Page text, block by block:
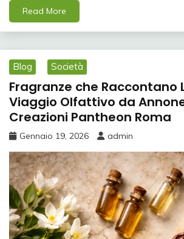
Read More
Blog Società
Fragranze che Raccontano
Viaggio Olfattivo da
Creazioni Pantheon Roma
Gennaio 19, 2026 admin